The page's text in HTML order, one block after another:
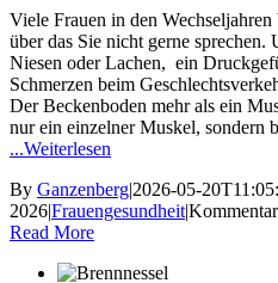
Viele Frauen in den
über das Sie nicht gerne
Niesen oder Lachen, ein
Schmerzen beim
Der Beckenboden mehr als ein
nur ein einzelner Muskel, sondern
...Weiterlesen
By Ganzenberg2026-05-
2026Frauengesundheit|
Read More